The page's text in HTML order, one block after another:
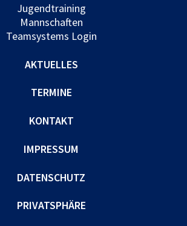
Jugendtraining
Mannschaften
Teamsystems Login
AKTUELLES
TERMINE
KONTAKT
IMPRESSUM
DATENSCHUTZ
PRIVATSPHÄRE